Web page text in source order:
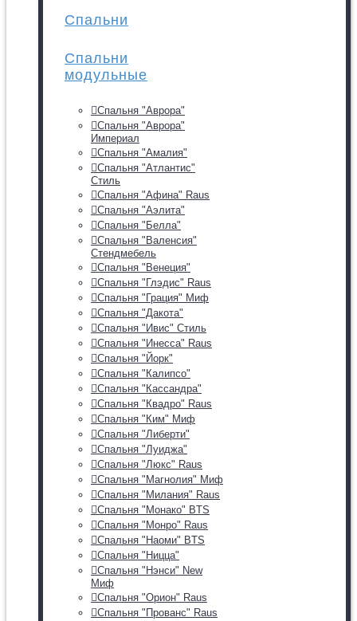
Спальни
Спальни
модульные
Спальня "Аврора"
Спальня "Аврора"
Империал
Спальня "Амалия"
Спальня "Атлантис"
Стиль
Спальня "Афина" Raus
Спальня "Аэлита"
Спальня "Белла"
Спальня "Валенсия"
Стендмебель
Спальня "Венеция"
Спальня "Глэдис" Raus
Спальня "Грация" Миф
Спальня "Дакота"
Спальня "Ивис" Стиль
Спальня "Инесса" Raus
Спальня "Йорк"
Спальня "Калипсо"
Спальня "Кассандра"
Спальня "Квадро" Raus
Спальня "Ким" Миф
Спальня "Либерти"
Спальня "Луиджа"
Спальня "Люкс" Raus
Спальня "Магнолия" Миф
Спальня "Милания" Raus
Спальня "Монако" BTS
Спальня "Монро" Raus
Спальня "Наоми" BTS
Спальня "Ницца"
Спальня "Нэнси" New
Миф
Спальня "Орион" Raus
Спальня "Прованс" Raus